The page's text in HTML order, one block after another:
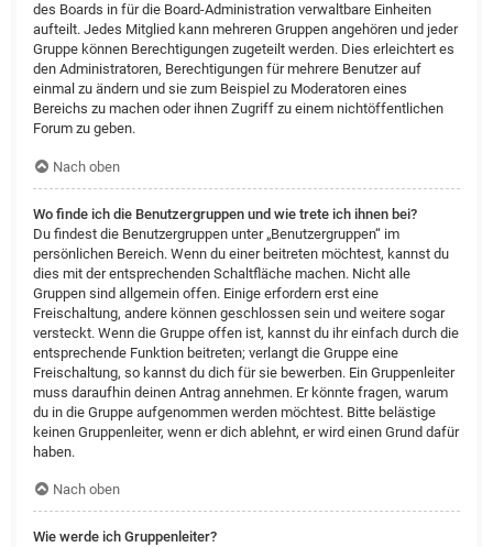
des Boards in für die Board-Administration verwaltbare Einheiten
aufteilt. Jedes Mitglied kann mehreren Gruppen angehören und jeder
Gruppe können Berechtigungen zugeteilt werden. Dies erleichtert es
den Administratoren, Berechtigungen für mehrere Benutzer auf
einmal zu ändern und sie zum Beispiel zu Moderatoren eines
Bereichs zu machen oder ihnen Zugriff zu einem nichtöffentlichen
Forum zu geben.
Nach oben
Wo finde ich die Benutzergruppen und wie trete ich ihnen bei?
Du findest die Benutzergruppen unter „Benutzergruppen“ im
persönlichen Bereich. Wenn du einer beitreten möchtest, kannst du
dies mit der entsprechenden Schaltfläche machen. Nicht alle
Gruppen sind allgemein offen. Einige erfordern erst eine
Freischaltung, andere können geschlossen sein und weitere sogar
versteckt. Wenn die Gruppe offen ist, kannst du ihr einfach durch die
entsprechende Funktion beitreten; verlangt die Gruppe eine
Freischaltung, so kannst du dich für sie bewerben. Ein Gruppenleiter
muss daraufhin deinen Antrag annehmen. Er könnte fragen, warum
du in die Gruppe aufgenommen werden möchtest. Bitte belästige
keinen Gruppenleiter, wenn er dich ablehnt, er wird einen Grund dafür
haben.
Nach oben
Wie werde ich Gruppenleiter?